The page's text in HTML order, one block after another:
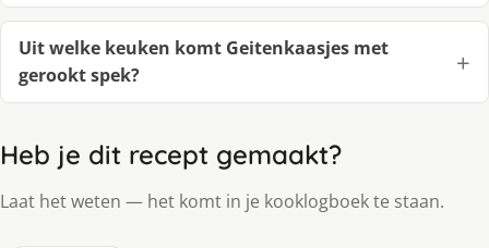
Uit welke keuken komt Geitenkaasjes met
gerookt spek?
Heb je dit recept gemaakt?
Laat het weten — het komt in je kooklogboek te staan.